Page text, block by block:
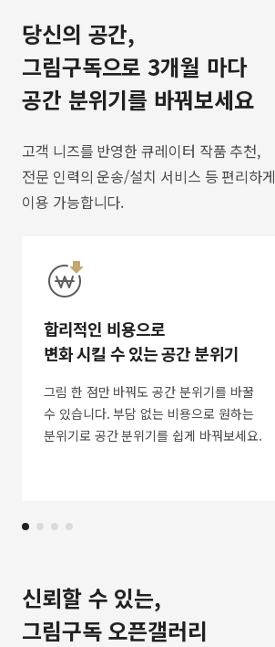
당신의 공간,
그림구독으로 3개월 마다
공간 분위기를 바꿔보세요
고객 니즈를 반영한 큐레이터 작품 추천,
전문 인력의 운송/설치 서비스 등 편리하게
이용 가능합니다.
합리적인 비용으로
변화 시킬 수 있는 공간 분위기
그림 한 점만 바꿔도 공간 분위기를 바꿀
수 있습니다. 부담 없는 비용으로 원하는
분위기로 공간 분위기를 쉽게 바꿔보세요.
신뢰할 수 있는,
그림구독 오픈갤러리